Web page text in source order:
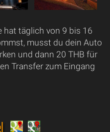
hat täglich von 9 bis 16
musst du dein Auto
und dann 20 THB für
Transfer zum Eingang